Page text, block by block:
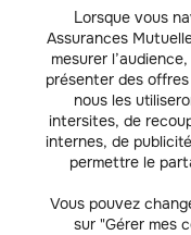
Lorsque vous
Assurances
mesurer
présenter des
nous les
intersites, de
internes, de
permettre le
Vous pouvez
sur "Gérer mes